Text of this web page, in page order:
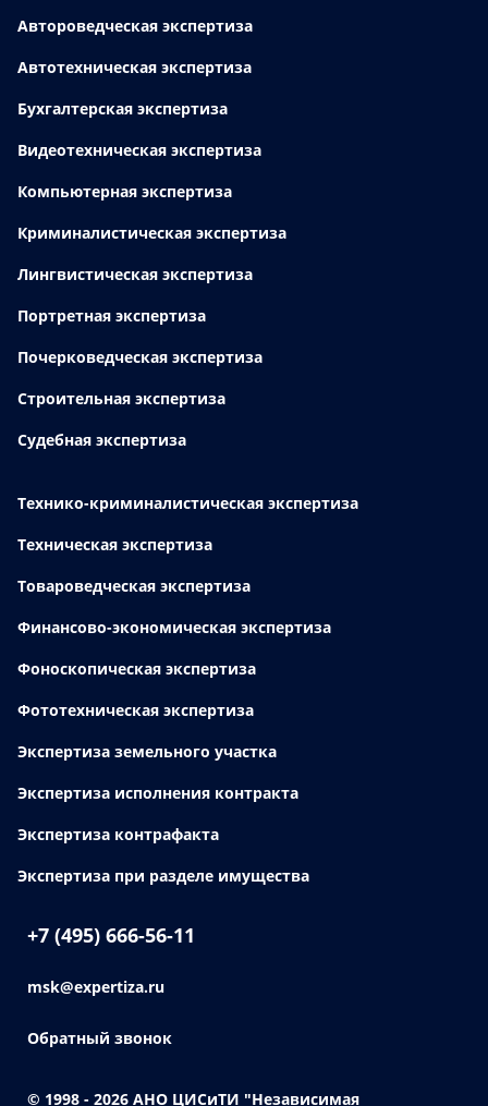
Автороведческая экспертиза
Автотехническая экспертиза
Бухгалтерская экспертиза
Видеотехническая экспертиза
Компьютерная экспертиза
Криминалистическая экспертиза
Лингвистическая экспертиза
Портретная экспертиза
Почерковедческая экспертиза
Строительная экспертиза
Судебная экспертиза
Технико-криминалистическая экспертиза
Техническая экспертиза
Товароведческая экспертиза
Финансово-экономическая экспертиза
Фоноскопическая экспертиза
Фототехническая экспертиза
Экспертиза земельного участка
Экспертиза исполнения контракта
Экспертиза контрафакта
Экспертиза при разделе имущества
+7 (495) 666-56-11
msk@expertiza.ru
Обратный звонок
© 1998 - 2026 АНО ЦИСиТИ "Независимая